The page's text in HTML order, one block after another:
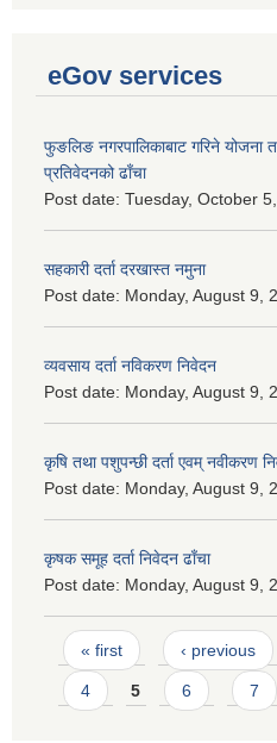
eGov services
फुङलिङ नगरपालिकाबाट गरिने योजना
प्रतिवेदनको ढाँचा
Post date: Tuesday, October
सहकारी दर्ता दरखास्त नमुना
Post date: Monday, August 9,
व्यवसाय दर्ता नविकरण निवेदन
Post date: Monday, August 9,
कृषि तथा पशुपन्छी दर्ता एवम् नवीकरण
Post date: Monday, August 9,
कृषक समूह दर्ता निवेदन ढाँचा
Post date: Monday, August 9,
Pages
« first ‹ previous
4 5 6 7